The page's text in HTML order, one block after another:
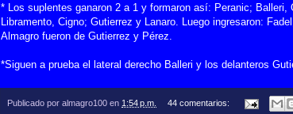
* Los suplentes ganaron 2 a 1 y formaron así: Peranic; Balleri,
Libramento, Cigno; Gutierrez y Lanaro. Luego ingresaron:
Almagro fueron de Gutierrez y Pérez.
*Siguen a prueba el lateral derecho Balleri y los delanteros
Publicado por almagro100 en 1:54 p.m. 44 comentarios: